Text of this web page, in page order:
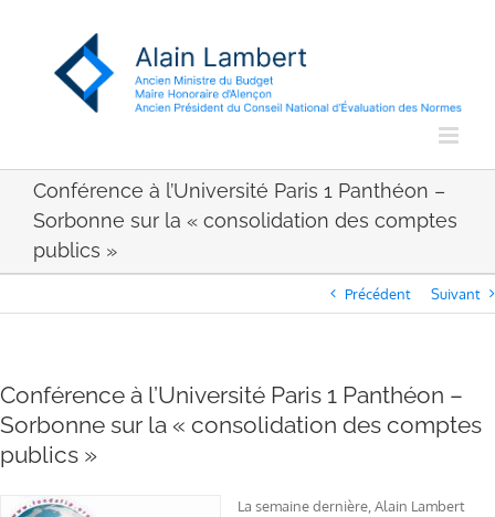
Conférence à l’Université Paris 1 Panthéon –
Sorbonne sur la « consolidation des comptes
publics »
Précédent Suivant
Conférence à l’Université Paris 1 Panthéon –
Sorbonne sur la « consolidation des comptes
publics »
La semaine dernière, Alain Lambert